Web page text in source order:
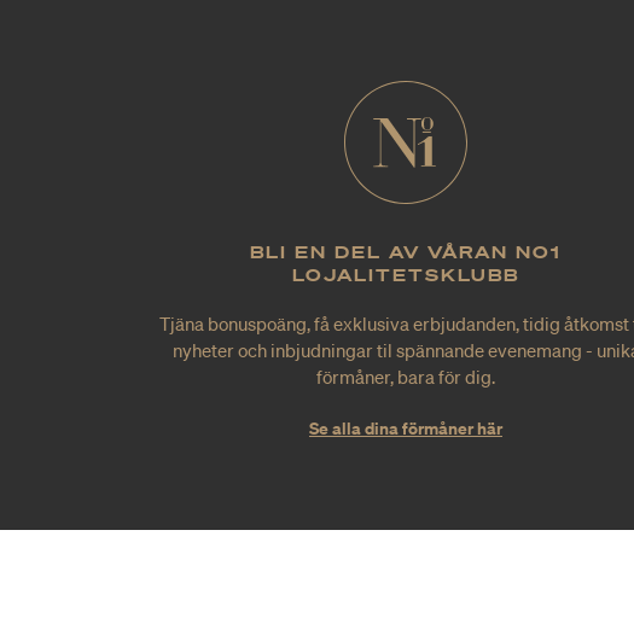
BLI EN DEL AV VÅRAN NO1
LOJALITETSKLUBB
Tjäna bonuspoäng, få exklusiva erbjudanden, tidig
nyheter och inbjudningar til spännande evenemang -
förmåner, bara för dig.
Se alla dina förmåner här